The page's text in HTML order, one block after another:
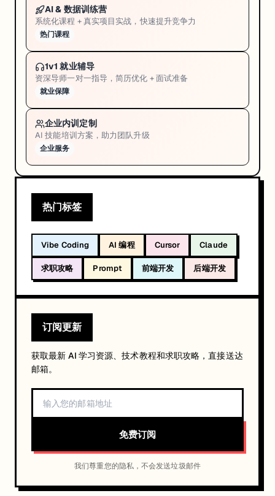
AI & 数据训练营
系统化课程 + 真实项目实战，快速提升竞争力
热门课程
1v1 就业辅导
资深导师一对一指导，简历优化 + 面试准备
就业保障
企业内训定制
AI 技能培训方案，助力团队升级
企业服务
热门标签
Vibe Coding AI 编程 Cursor Claude
求职攻略 Prompt 前端开发 后端开发
订阅更新
获取最新 AI 学习资源、技术教程和求职攻略，直接送达
邮箱。
免费订阅
我们尊重您的隐私，不会发送垃圾邮件